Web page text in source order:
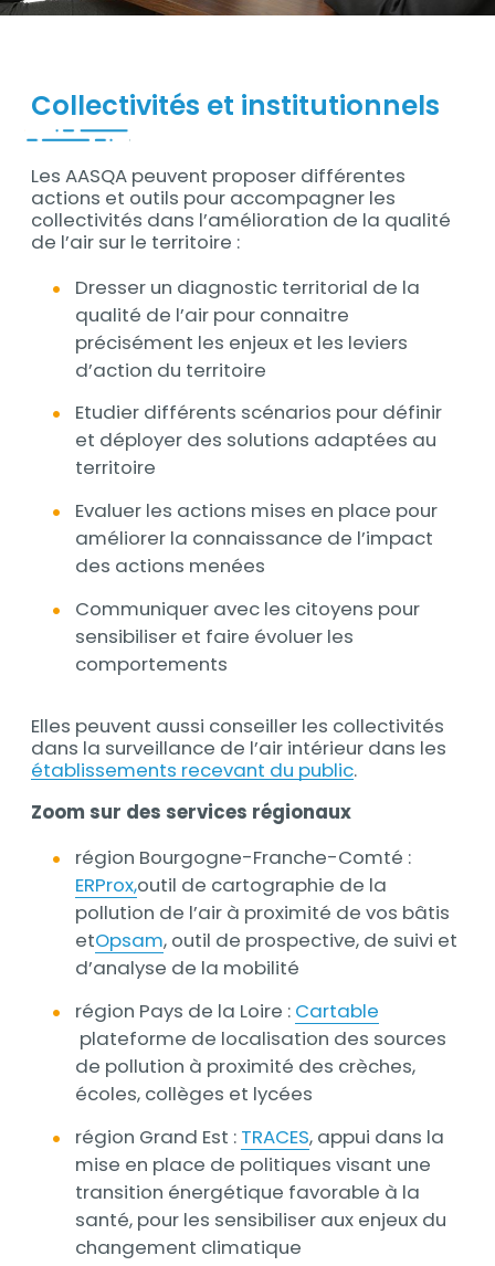
Collectivités et institutionnels
Contenu
Les AASQA peuvent proposer différentes
actions et outils pour accompagner les
collectivités dans l’amélioration de la qualité
de l’air sur le territoire :
Dresser un diagnostic territorial de la
qualité de l’air pour connaitre
précisément les enjeux et les leviers
d’action du territoire
Etudier différents scénarios pour définir
et déployer des solutions adaptées au
territoire
Evaluer les actions mises en place pour
améliorer la connaissance de l’impact
des actions menées
Communiquer avec les citoyens pour
sensibiliser et faire évoluer les
comportements
Elles peuvent aussi conseiller les collectivités
dans la surveillance de l’air intérieur dans les
établissements recevant du public.
Zoom sur des services régionaux
région Bourgogne-Franche-Comté :
ERProx,outil de cartographie de la
pollution de l’air à proximité de vos bâtis
etOpsam, outil de prospective, de suivi et
d’analyse de la mobilité
région Pays de la Loire : Cartable
plateforme de localisation des sources
de pollution à proximité des crèches,
écoles, collèges et lycées
région Grand Est : TRACES, appui dans la
mise en place de politiques visant une
transition énergétique favorable à la
santé, pour les sensibiliser aux enjeux du
changement climatique